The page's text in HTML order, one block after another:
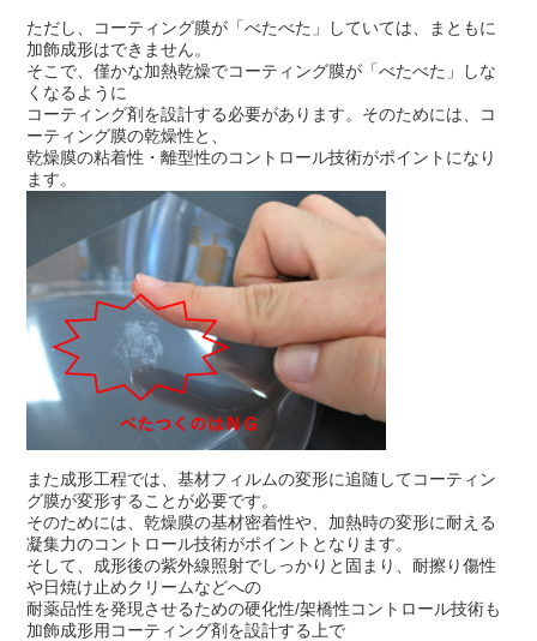
ただし、コーティング膜が「べたべた」していては、まともに
加飾成形はできません。
そこで、僅かな加熱乾燥でコーティング膜が「べたべた」しな
くなるように
コーティング剤を設計する必要があります。そのためには、コ
ーティング膜の乾燥性と、
乾燥膜の粘着性・離型性のコントロール技術がポイントになり
ます。
また成形工程では、基材フィルムの変形に追随してコーティン
グ膜が変形することが必要です。
そのためには、乾燥膜の基材密着性や、加熱時の変形に耐える
凝集力のコントロール技術がポイントとなります。
そして、成形後の紫外線照射でしっかりと固まり、耐擦り傷性
や日焼け止めクリームなどへの
耐薬品性を発現させるための硬化性/架橋性コントロール技術も
加飾成形用コーティング剤を設計する上で